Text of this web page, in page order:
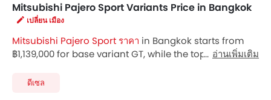
Mitsubishi Pajero Sport Variants Price in Bangkok
เปลี่ยน เมือง
Mitsubishi Pajero Sport ราคา in Bangkok starts from
฿1,139,000 for base variant GT, while the top spec
nearest
อ่านเพิ่มเติม
ดีเซล